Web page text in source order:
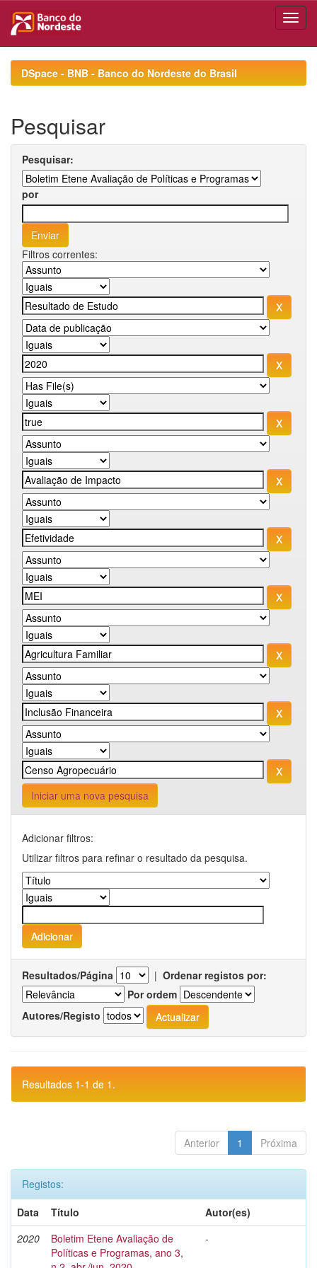
navigationDSpace - BNB - Banco do Nordeste do Brasil
Pesquisar
Pesquisar:
por
Filtros correntes:
Iniciar uma nova pesquisa
Adicionar filtros:
Utilizar filtros para refinar o resultado da pesquisa.
Resultados/Página | Ordenar registos por:
Por ordem
Autores/Registo
Resultados 1-1 de 1.
Anterior 1 Próxima
Registos:
Data
Título
Autor(es)
2020
Boletim Etene Avaliação de
Políticas e Programas, ano 3,
-